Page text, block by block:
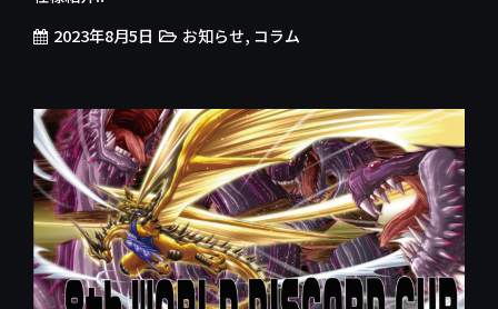
2023年8月5日 お知らせ, コラム